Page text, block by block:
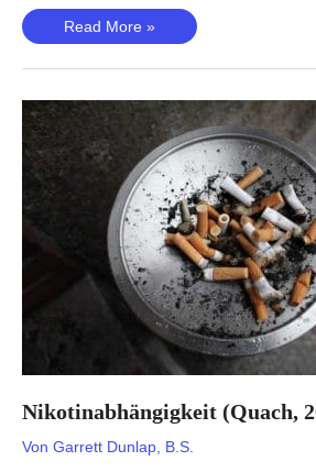
Restless-
Leg-
Syndrom
2020)
–
Ist
RLS
genetisch
bedingt?
Read More »
Nikotinabhängigkeit (Quach,
Von Garrett Dunlap, B.S.